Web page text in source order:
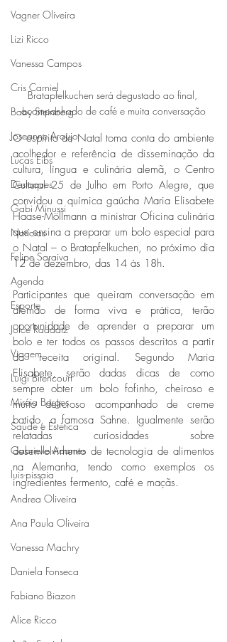
Vagner Oliveira
Lizi Ricco
Vanessa Campos
Cris Carniel
Baby Steinberg
Joseanne Araujo
Lucas Eibs
Destaques
Gabi Minussi
Notícias
Felipe Saraiva
Agenda
Esporte
Joice Raddatz
Viagem
Luigi Bitencourt
Miréia Borges
Saúde e Estética
Gabrielle Adames
luis-pissaia
Andrea Oliveira
Ana Paula Oliveira
Vanessa Machry
Daniela Fonseca
Fabiano Biazon
Alice Ricco
Bratapfelkuchen será degustado ao final,
acompanhado de café e muita conversação
O espírito de Natal toma conta do ambiente
acolhedor e referência de disseminação da
cultura, língua e culinária alemã, o Centro
Cultural 25 de Julho em Porto Alegre, que
convidou a química gaúcha Maria Elisabete
Haase-Möllmann a ministrar Oficina culinária
que ensina a preparar um bolo especial para
o Natal – o Bratapfelkuchen, no próximo dia
12 de dezembro, das 14 às 18h.
Participantes que queiram conversação em
alemão de forma viva e prática, terão
oportunidade de aprender a preparar um
bolo e ter todos os passos descritos a partir
da receita original. Segundo Maria
Elisabete, serão dadas dicas de como
sempre obter um bolo fofinho, cheiroso e
muito delicioso acompanhado de creme
batido, a famosa Sahne. Igualmente serão
relatadas curiosidades sobre
desenvolvimento de tecnologia de alimentos
na Alemanha, tendo como exemplos os
ingredientes fermento, café e maçãs.